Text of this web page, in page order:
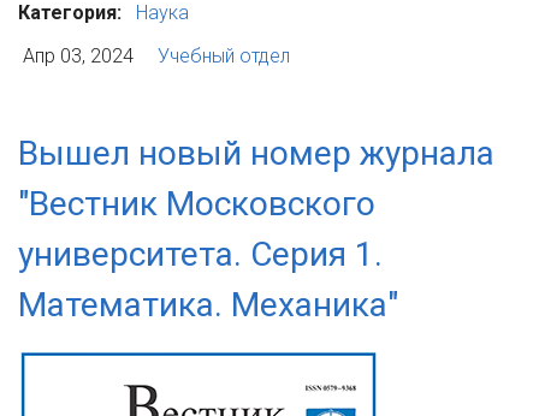
Категория:
Наука
Апр 03, 2024
Учебный отдел
Вышел новый номер журнала
"Вестник Московского
университета. Серия 1.
Математика. Механика"